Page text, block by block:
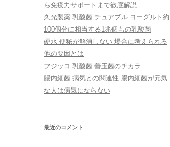
ら免疫力サポートまで徹底解説
久光製薬 乳酸菌 チュアブル ヨーグルト約
100個分に相当する1兆個もの乳酸菌
硬水 便秘が解消しない 場合に考えられる
他の要因とは
フジッコ 乳酸菌 善玉菌のチカラ
腸内細菌 病気との関連性 腸内細菌が元気
な人は病気にならない
最近のコメント